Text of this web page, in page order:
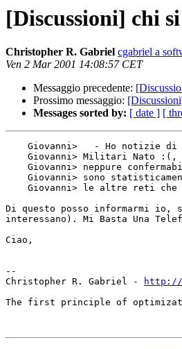
[Discussioni] chi
Christopher R. Gabriel cgabriel a
Ven 2 Mar 2001 14:08:57 CET
Messaggio precedente:
Prossimo messaggio:
Messages sorted by: [ date ] [
Di questo posso informarmi io,
interessano). Mi Basta Una
Ciao,
--
Christopher R. Gabriel -
http://
The first principle of